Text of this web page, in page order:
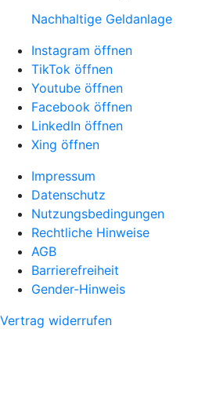
Nachhaltige Geldanlage
Instagram öffnen
TikTok öffnen
Youtube öffnen
Facebook öffnen
LinkedIn öffnen
Xing öffnen
Impressum
Datenschutz
Nutzungsbedingungen
Rechtliche Hinweise
AGB
Barrierefreiheit
Gender-Hinweis
Vertrag widerrufen